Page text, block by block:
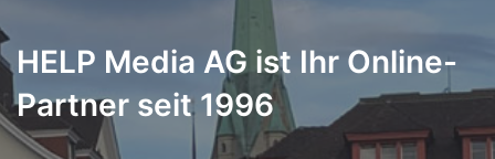
HELP Media AG ist Ihr Online-
Partner seit 1996